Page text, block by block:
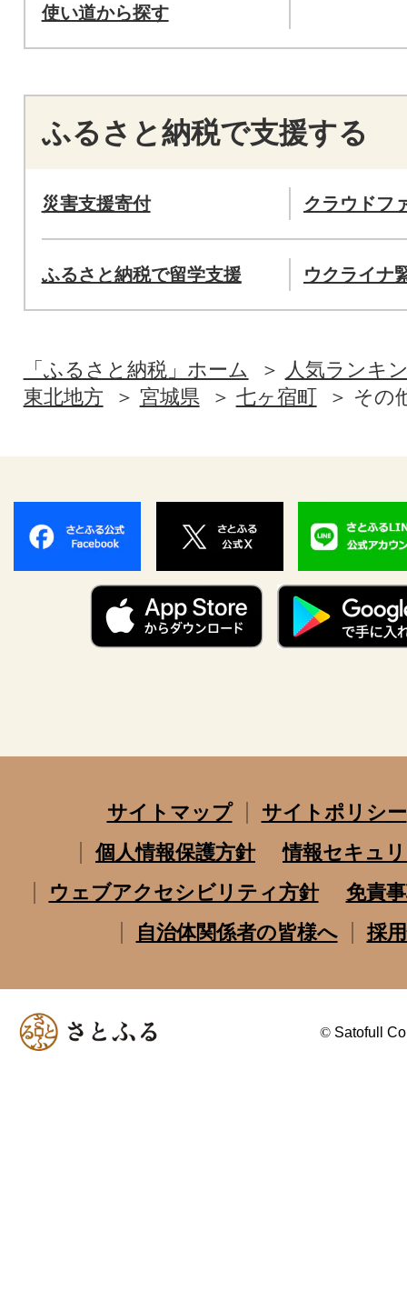
使い道から探す
ふるさと納税で支援する
災害支援寄付 クラウドフ
ふるさと納税で留学支援 ウクライナ
「ふるさと納税」ホーム
人気ランキ
東北地方
宮城県 七ヶ宿町 その
サイトマップ
サイトポリシー
個人情報保護方針
情報セキュ
ウェブアクセシビリティ方針
免責
自治体関係者の皆様へ
採
© Satofull